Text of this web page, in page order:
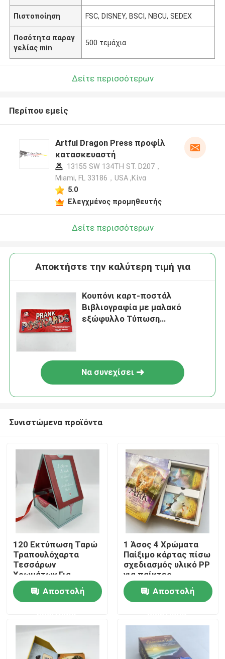
Σπίτι
Προϊόντα
Βίντεο
Πιστοποίηση FSC, DISNEY, BSCI, NBCU, SEDEX
Ποσότητα παραγ
γελίας min
500 τεμάχια
Δείτε περισσότερων
Περίπου εμείς
Artful Dragon Press προφίλ
κατασκευαστή
13155 SW 134TH ST. D207，
Miami, FL 33186，USA ,Κίνα
5.0
Ελεγχμένος προμηθευτής
Δείτε περισσότερων
Αποκτήστε την καλύτερη τιμή για
Κουπόνι καρτ-ποστάλ
Βιβλιογραφία με μαλακό
εξώφυλλο Τύπωση
Να συνεχίσει
Συνιστώμενα προϊόντα
120 Εκτύπωση Ταρώ
Τραπουλόχαρτα
Τεσσάρων
Χρωμάτων Για
Παιχνίδια Πόκερ
Αποστολή
1 Άσος 4 Χρώματα
Παίξιμο κάρτας πίσω
σχεδιασμός υλικό PP
για παίκτες
Αποστολή